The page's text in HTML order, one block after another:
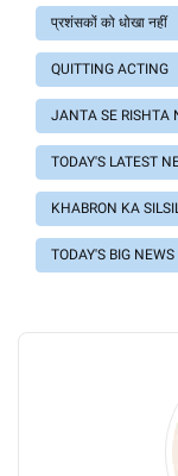
प्रशंसकों को धोखा नहीं
QUITTING ACTING
JANTA SE RISHTA
TODAY'S LATEST
KHABRON KA
TODAY'S BIG NEWS